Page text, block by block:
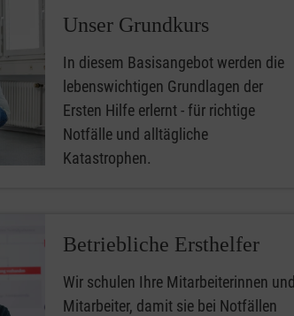
Unser Grundkurs
In diesem Basisangebot werden die
lebenswichtigen Grundlagen der
Ersten Hilfe erlernt - für richtige
Notfälle und alltägliche
Katastrophen.
Betriebliche Ersthelfer
Wir schulen Ihre Mitarbeiterinnen und
Mitarbeiter, damit sie bei Notfällen